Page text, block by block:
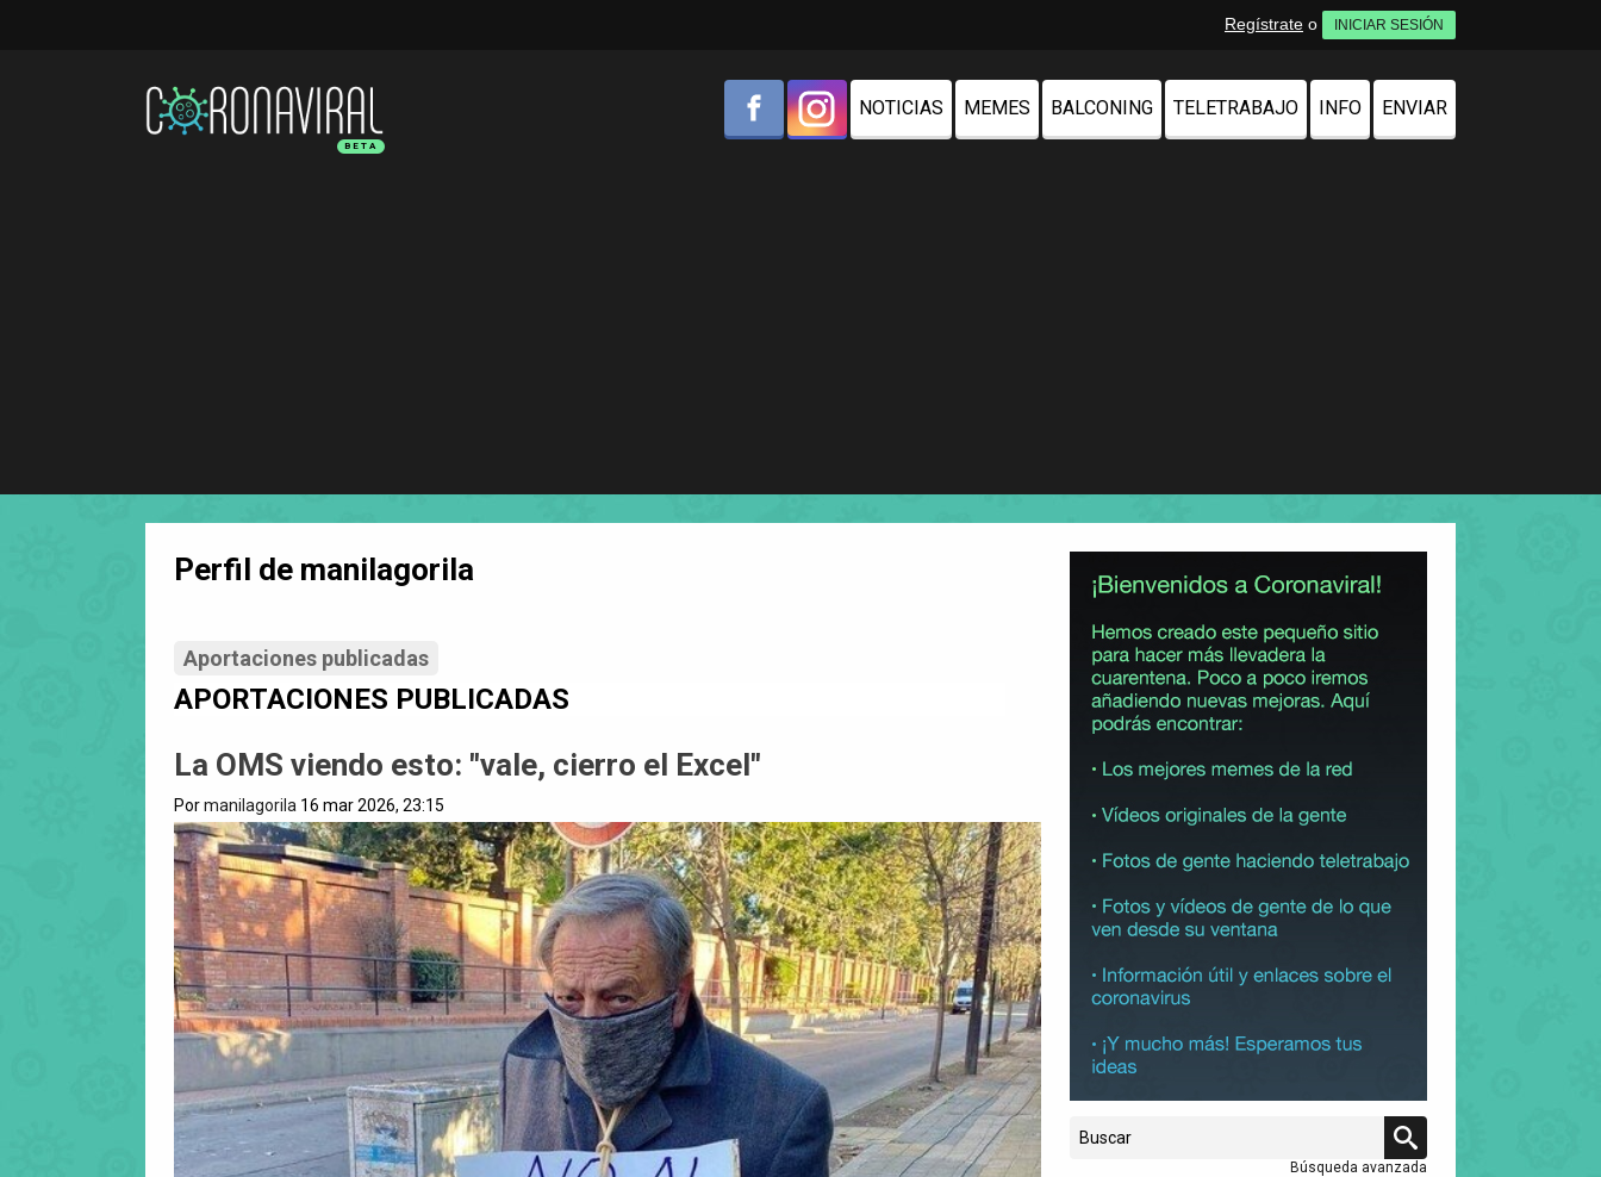
Regístrate o INICIAR SESIÓN
NOTICIAS MEMES BALCONING TELETRABAJO INFO ENVIAR
Perfil de manilagorila
Aportaciones publicadas
APORTACIONES PUBLICADAS
La OMS viendo esto: "vale, cierro el Excel"
Pormanilagorila 16 mar 2026, 23:15
Búsqueda avanzada